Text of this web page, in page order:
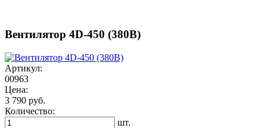
Вентилятор 4D-450 (380В)
Артикул:
00963
Цена:
3 790 руб.
Количество:
шт.